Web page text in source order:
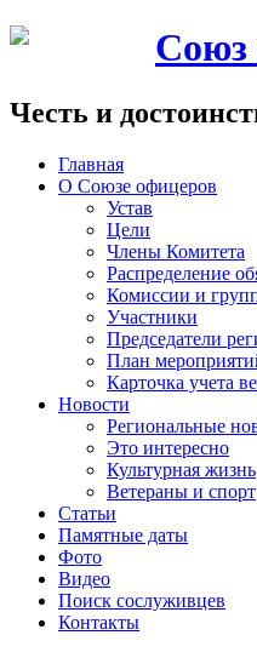
Союз
Честь и
Главная
О Союзе офицеров
Устав
Цели
Члены Комитета
Распределение
Комиссии и
Участники
Председатели
План
Карточка учета
Новости
Региональные
Это интересно
Культурная жизнь
Ветераны и спорт
Статьи
Памятные даты
Фото
Видео
Поиск сослуживцев
Контакты